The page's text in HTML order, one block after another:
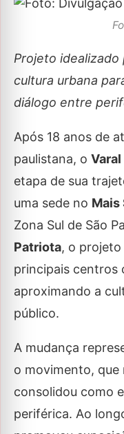
Projeto idealizado
cultura urbana
diálogo entre
Após 18 anos de
paulistana, o
etapa de sua
uma sede no Mais
Zona Sul de São
Patriota, o projeto
principais centros
aproximando a
público.
A mudança
o movimento, que
consolidou como
periférica. Ao